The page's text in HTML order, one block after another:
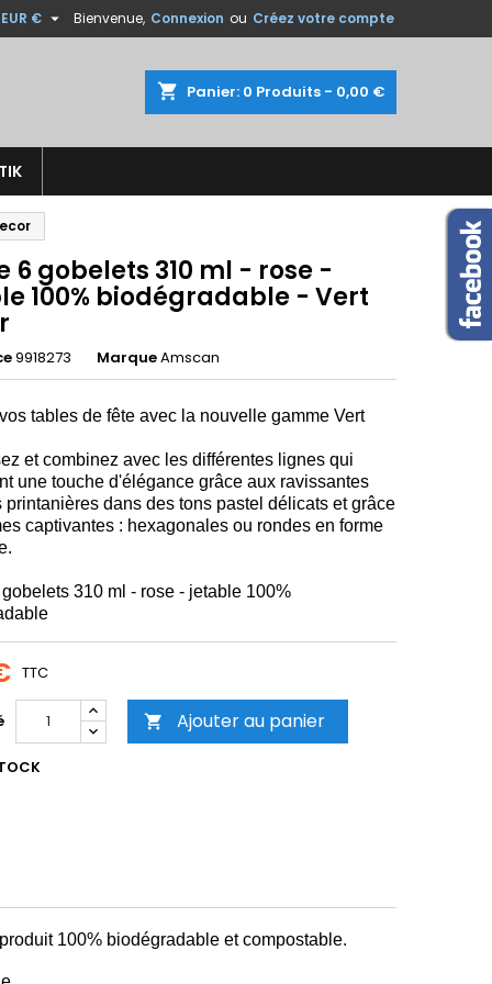
Bienvenue, Connexion ou Créez votre compte
EUR € 
shopping_cart Panier: 0 Produits - 0,00 €
6 gobelets 310 ml - rose -
100% biodégradable - Vert
9918273 MarqueAmscan
tables de fête avec la nouvelle gamme Vert
et combinez avec les différentes lignes qui
une touche d'élégance grâce aux ravissantes
printanières dans des tons pastel délicats et grâce
captivantes : hexagonales ou rondes en forme
310 ml - rose - jetable 100%
TTC
 Ajouter au panier
100% biodégradable et compostable.